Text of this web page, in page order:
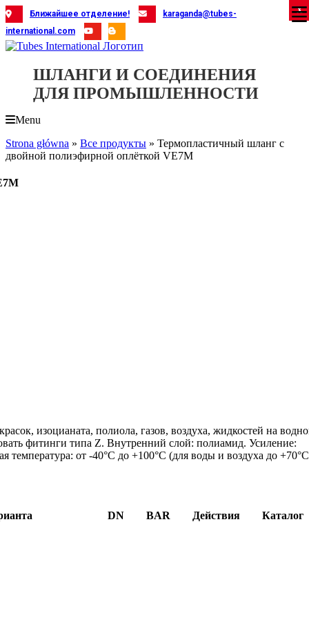
Skip
to
content
Ближайшее отделение!
karaganda@tubes-
international.com
ШЛАНГИ И СОЕДИНЕНИЯ
ДЛЯ ПРОМЫШЛЕННОСТИ
Menu
Strona główna » Все продукты » Термопластичный шланг с
двойной полиэфирной оплёткой VE7M
изоцианата, полиола, газов, воздуха, жидкостей на
фитинги типа Z. Внутренний слой: полиамид. Усиление:
от -40°C до +100°C (для воды и воздуха до
DN BAR Действия Каталог
X
X
X
X
X
X
X
X
X
X
X
X
X
X
X
X
X
X
X